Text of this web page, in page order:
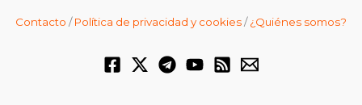
Contacto /Política de privacidad y cookies/¿Quiénes somos?